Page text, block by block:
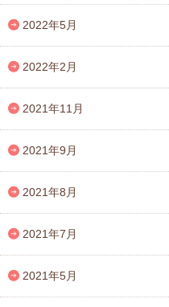
2022年5月
2022年2月
2021年11月
2021年9月
2021年8月
2021年7月
2021年5月